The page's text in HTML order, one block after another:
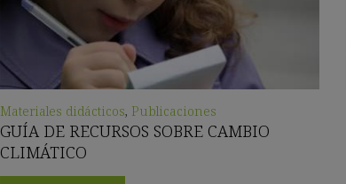
Materiales didácticos, Publicaciones
GUÍA DE RECURSOS SOBRE CAMBIO
CLIMÁTICO